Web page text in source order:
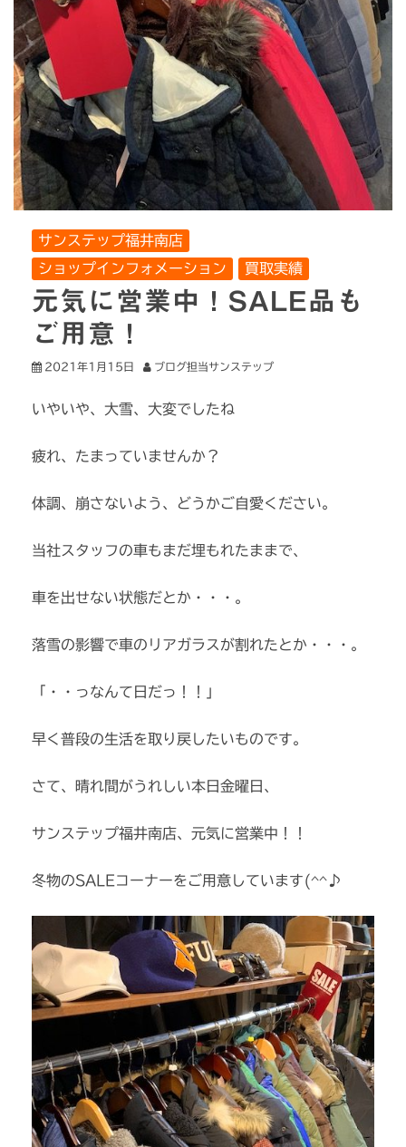
サンステップ福井南店
ショップインフォメーション
買取実績
元気に営業中！SALE品も
ご用意！
2021年1月15日 ブログ担当サンステップ
いやいや、大雪、大変でしたね
疲れ、たまっていませんか？
体調、崩さないよう、どうかご自愛ください。
当社スタッフの車もまだ埋もれたままで、
車を出せない状態だとか・・・。
落雪の影響で車のリアガラスが割れたとか・・・。
「・・っなんて日だっ！！」
早く普段の生活を取り戻したいものです。
さて、晴れ間がうれしい本日金曜日、
サンステップ福井南店、元気に営業中！！
冬物のSALEコーナーをご用意しています(^^♪